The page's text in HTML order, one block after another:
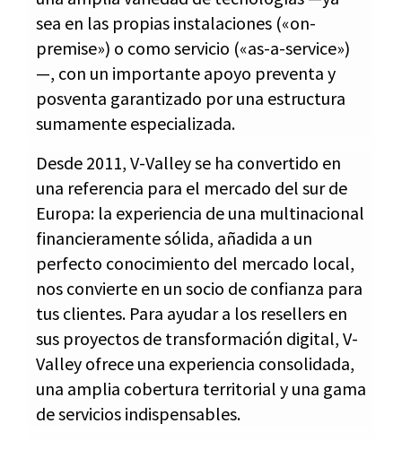
sea en las propias instalaciones («on-
premise») o como servicio («as-a-service»)
—, con un importante apoyo preventa y
posventa garantizado por una estructura
sumamente especializada.
Desde 2011, V-Valley se ha convertido en
una referencia para el mercado del sur de
Europa: la experiencia de una multinacional
financieramente sólida, añadida a un
perfecto conocimiento del mercado local,
nos convierte en un socio de confianza para
tus clientes. Para ayudar a los resellers en
sus proyectos de transformación digital, V-
Valley ofrece una experiencia consolidada,
una amplia cobertura territorial y una gama
de servicios indispensables.